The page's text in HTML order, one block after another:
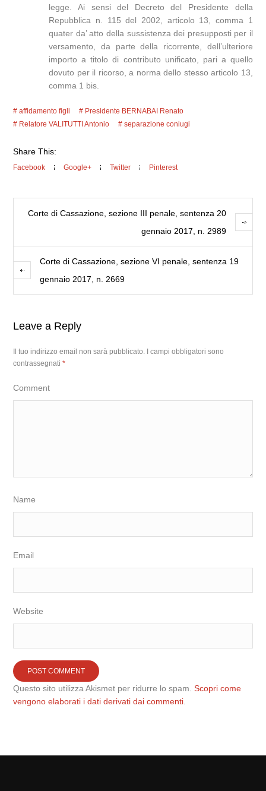
legge. Ai sensi del Decreto del Presidente della
Repubblica n. 115 del 2002, articolo 13, comma 1
quater da’ atto della sussistenza dei presupposti per il
versamento, da parte della ricorrente, dell’ulteriore
importo a titolo di contributo unificato, pari a quello
dovuto per il ricorso, a norma dello stesso articolo 13,
comma 1 bis.
affidamento figli
Presidente BERNABAI Renato
Relatore VALITUTTI Antonio
separazione coniugi
Share This:
Facebook Google+ Twitter Pinterest
Corte di Cassazione, sezione III penale, sentenza 20
gennaio 2017, n. 2989
Corte di Cassazione, sezione VI penale, sentenza 19
gennaio 2017, n. 2669
Leave a Reply
Il tuo indirizzo email non sarà pubblicato.
I campi obbligatori sono
contrassegnati*
Comment
Name
Email
Website
Questo sito utilizza Akismet per ridurre lo spam.Scopri come
vengono elaborati i dati derivati dai commenti